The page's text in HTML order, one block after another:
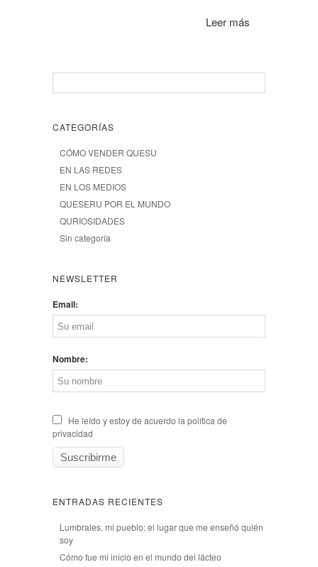
Leer más
CATEGORÍAS
CÓMO VENDER QUESU
EN LAS REDES
EN LOS MEDIOS
QUESERU POR EL MUNDO
QURIOSIDADES
Sin categoría
NEWSLETTER
Email:
Nombre:
He leído y estoy de acuerdo la política de
privacidad
ENTRADAS RECIENTES
Lumbrales, mi pueblo: el lugar que me enseñó quién
soy
Cómo fue mi inicio en el mundo del lácteo